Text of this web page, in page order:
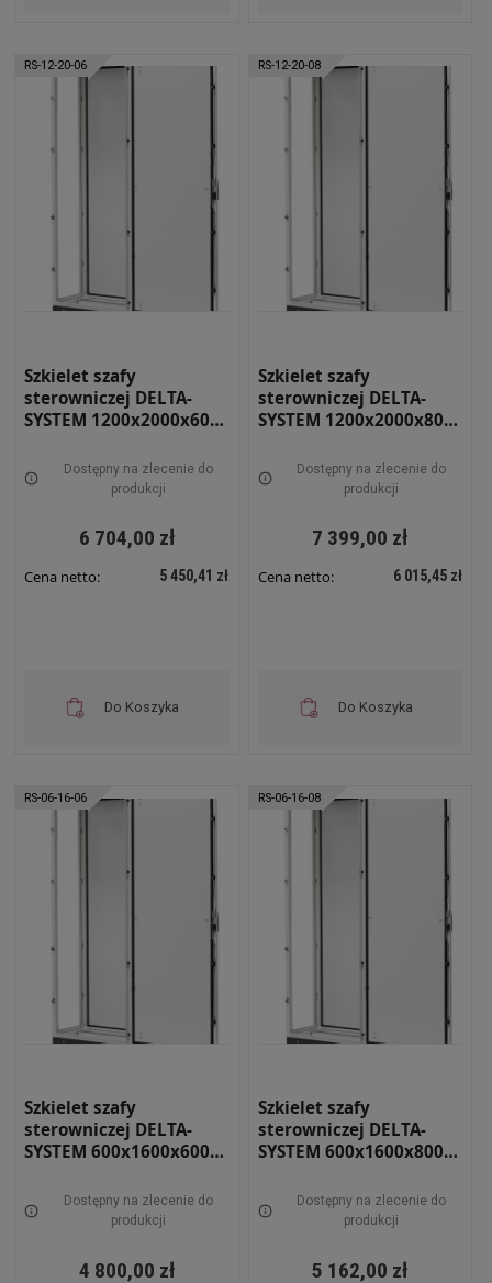
RS-12-20-06
Szkielet szafy
sterowniczej DELTA-
SYSTEM 1200x2000x600
Dostępny na zlecenie do
produkcji
6 704,00 zł
Cena netto: 5 450,41 zł
Do Koszyka
RS-12-20-08
Szkielet szafy
sterowniczej DELTA-
SYSTEM 1200x2000x800
Dostępny na zlecenie do
produkcji
7 399,00 zł
Cena netto: 6 015,45 zł
Do Koszyka
RS-06-16-06
Szkielet szafy
sterowniczej DELTA-
SYSTEM 600x1600x600
Dostępny na zlecenie do
produkcji
4 800,00 zł
RS-06-16-08
Szkielet szafy
sterowniczej DELTA-
SYSTEM 600x1600x800
Dostępny na zlecenie do
produkcji
5 162,00 zł